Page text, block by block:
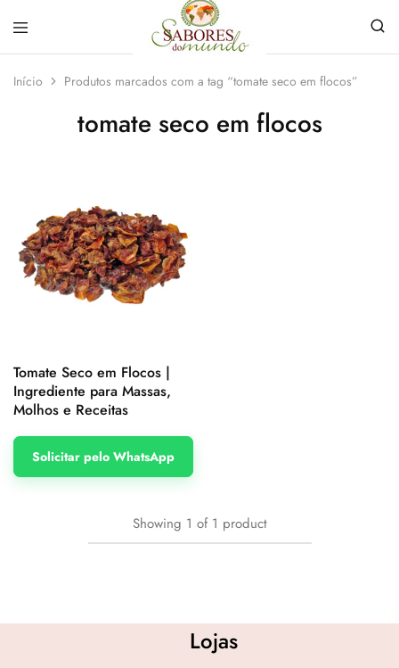
do
Mundo
loja
de
e
Especiarias
Início Produtos marcados com a tag “tomate seco em flocos”
tomate seco em flocos
Tomate Seco em Flocos |
Ingrediente para Massas,
Molhos e Receitas
Solicitar pelo WhatsApp
Showing 1 of 1 product
Lojas